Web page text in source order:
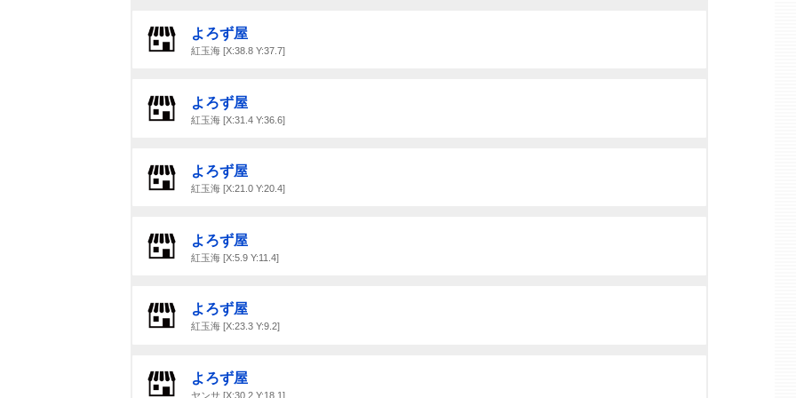
よろず屋
紅玉海 [X:38.8 Y:37.7]
よろず屋
紅玉海 [X:31.4 Y:36.6]
よろず屋
紅玉海 [X:21.0 Y:20.4]
よろず屋
紅玉海 [X:5.9 Y:11.4]
よろず屋
紅玉海 [X:23.3 Y:9.2]
よろず屋
ヤンサ [X:30.2 Y:18.1]